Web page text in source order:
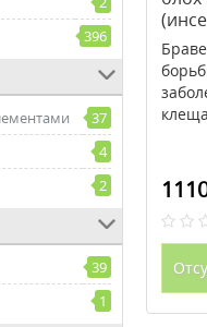
396
37
4
2
39
1